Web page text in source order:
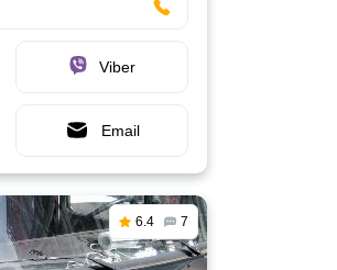
Viber
Email
6.4 7